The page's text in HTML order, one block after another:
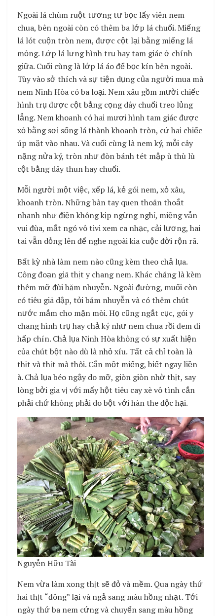
Ngoài lá chùm ruột tương tư bọc lấy viên nem
chua, bên ngoài còn có thêm ba lớp lá chuối. Miếng
lá lót cuộn tròn nem, được cột lại bằng miếng lá
mỏng. Lớp lá lưng hình trụ hay tam giác ở chính
giữa. Cuối cùng là lớp lá áo để bọc kín bên ngoài.
Tùy vào sở thích và sự tiện dụng của người mua mà
nem Ninh Hòa có ba loại. Nem xâu gồm mười chiếc
hình trụ được cột bằng cọng dây chuối treo lủng
lẳng. Nem khoanh có hai mươi hình tam giác được
xỏ bằng sợi sống lá thành khoanh tròn, cứ hai chiếc
úp mặt vào nhau. Và cuối cùng là nem ký, mỗi cây
nặng nửa ký, tròn như đòn bánh tét mập ù thù lù
cột bằng dây thun hay chuối.
Mỗi người một việc, xếp lá, kẻ gói nem, xỏ xâu,
khoanh tròn. Những bàn tay quen thoăn thoắt
nhanh như điện không kịp ngừng nghỉ, miệng vẫn
vui đùa, mắt ngó vô tivi xem ca nhạc, cải lương, hai
tai vẫn dỏng lên để nghe ngoài kia cuộc đời rộn rã.
Bất kỳ nhà làm nem nào cũng kèm theo chả lụa.
Công đoạn giã thịt y chang nem. Khác chăng là kèm
thêm mỡ đùi băm nhuyễn. Ngoài đường, muối còn
có tiêu giã dập, tỏi băm nhuyễn và có thêm chút
nước mắm cho mặn mòi. Họ cũng ngắt cục, gói y
chang hình trụ hay chả ký như nem chua rồi đem đi
hấp chín. Chả lụa Ninh Hòa không có sự xuất hiện
của chút bột nào dù là nhỏ xíu. Tất cả chỉ toàn là
thịt và thịt mà thôi. Cắn một miếng, biết ngay liền
à. Chả lụa béo ngậy do mỡ, giòn giòn nhờ thịt, say
lòng bởi gia vị với mấy hột tiêu cay xè vô tình cắn
phải chứ không phải do bột với hàn the độc hại.
Nguyễn Hữu Tài
Nem vừa làm xong thịt sẽ đỏ và mềm. Qua ngày thứ
hai thịt “đông” lại và ngả sang màu hồng nhạt. Tới
ngày thứ ba nem cứng và chuyển sang màu hồng